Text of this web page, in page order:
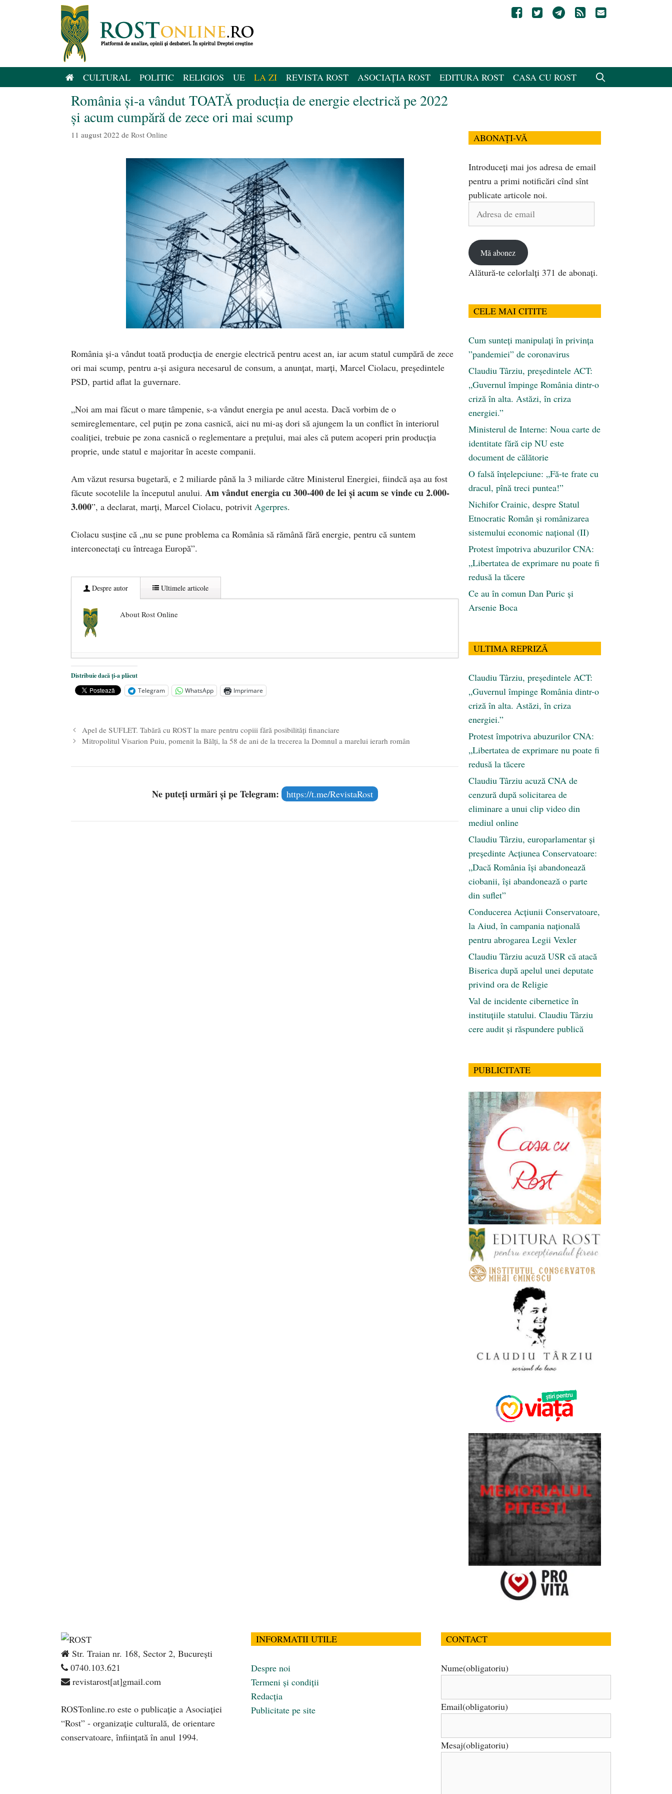
CULTURAL POLITIC RELIGIOS UE LA ZI REVISTA ROST ASOCIAȚIA ROST EDITURA ROST CASA CU ROST
România și-a vândut TOATĂ producția de energie electrică pe 2022
și acum cumpără de zece ori mai scump
11 august 2022 de Rost Online
România și-a vândut toată producția de energie electrică pentru acest an, iar acum statul cumpără de zece
ori mai scump, pentru a-și asigura necesarul de consum, a anunțat, marți, Marcel Ciolacu, președintele
PSD, partid aflat la guvernare.
„Noi am mai făcut o mare tâmpenie, s-a vândut energia pe anul acesta. Dacă vorbim de o
semireglementare, cel puţin pe zona casnică, aici nu mi-aş dori să ajungem la un conflict în interiorul
coaliţiei, trebuie pe zona casnică o reglementare a preţului, mai ales că putem acoperi prin producţia
proprie, unde statul e majoritar în aceste companii.
Am văzut resursa bugetară, e 2 miliarde până la 3 miliarde către Ministerul Energiei, fiindcă aşa au fost
făcute socotelile la începutul anului. Am vândut energia cu 300-400 de lei şi acum se vinde cu 2.000-
3.000”, a declarat, marți, Marcel Ciolacu, potrivit Agerpres.
Ciolacu susține că „nu se pune problema ca România să rămână fără energie, pentru că suntem
interconectaţi cu întreaga Europă”.
Despre autor Ultimele articole
About Rost Online
Dezvăluiri cutremurătoare despre președintele Ucrainei, Volodymyr Zelensky
Statul care servește Națiunea - 21 aprilie 2026
Legea Vexler produce efecte. Bustul poetului Octavian Goga, înlăturat din Iași
Distribuie dacă ți-a plăcut
Telegram
WhatsApp Imprimare
Apel de SUFLET. Tabără cu ROST la mare pentru copiii fără posibilități financiare
Mitropolitul Visarion Puiu, pomenit la Bălţi, la 58 de ani de la trecerea la Domnul a marelui ierarh român
Ne puteți urmări și pe Telegram: https://t.me/RevistaRost
ABONAȚI-VĂ
Introduceți mai jos adresa de email
pentru a primi notificări cînd sînt
publicate articole noi.
Adresa
Mă abonez
Alătură-te celorlalți 371 de abonați.
CELE MAI CITITE
Cum sunteți manipulați în privința
”pandemiei” de coronavirus
Claudiu Târziu, președintele ACT:
„Guvernul împinge România dintr-o
criză în alta. Astăzi, în criza
energiei.”
Ministerul de Interne: Noua carte de
identitate fără cip NU este
document de călătorie
O falsă înțelepciune: „Fă-te frate cu
dracul, pînă treci puntea!”
Nichifor Crainic, despre Statul
Etnocratic Român şi românizarea
sistemului economic naţional (II)
Protest împotriva abuzurilor CNA:
„Libertatea de exprimare nu poate fi
redusă la tăcere
Ce au în comun Dan Puric şi
Arsenie Boca
ULTIMA REPRIZĂ
Claudiu Târziu, președintele ACT:
„Guvernul împinge România dintr-o
criză în alta. Astăzi, în criza
energiei.”
Protest împotriva abuzurilor CNA:
„Libertatea de exprimare nu poate fi
redusă la tăcere
Claudiu Târziu acuză CNA de
cenzură după solicitarea de
eliminare a unui clip video din
mediul online
Claudiu Târziu, europarlamentar și
președinte Acțiunea Conservatoare:
„Dacă România își abandonează
ciobanii, își abandonează o parte
din suflet”
Conducerea Acțiunii Conservatoare,
la Aiud, în campania națională
pentru abrogarea Legii Vexler
Claudiu Târziu acuză USR că atacă
Biserica după apelul unei deputate
privind ora de Religie
Val de incidente cibernetice în
instituțiile statului. Claudiu Târziu
cere audit și răspundere publică
PUBLICITATE
Str. Traian nr. 168, Sector 2, București
0740.103.621
revistarost[at]gmail.com
ROSTonline.ro este o publicaţie a Asociaţiei
“Rost” - organizaţie culturală, de orientare
conservatoare, înfiinţată în anul 1994.
INFORMATII UTILE
Despre noi
Termeni și condiții
Redacția
Publicitate pe site
CONTACT
Nume(obligatoriu)
Email(obligatoriu)
Mesaj(obligatoriu)